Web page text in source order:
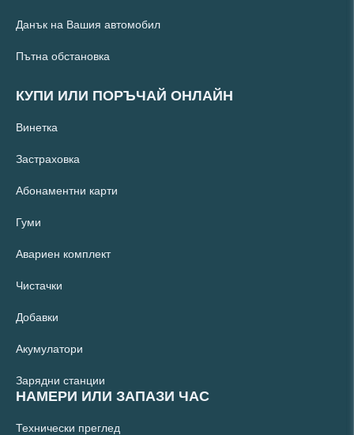
Данък на Вашия автомобил
Пътна обстановка
КУПИ ИЛИ ПОРЪЧАЙ ОНЛАЙН
Винетка
Застраховка
Абонаментни карти
Гуми
Авариен комплект
Чистачки
Добавки
Акумулатори
Зарядни станции
НАМЕРИ ИЛИ ЗАПАЗИ ЧАС
Технически преглед